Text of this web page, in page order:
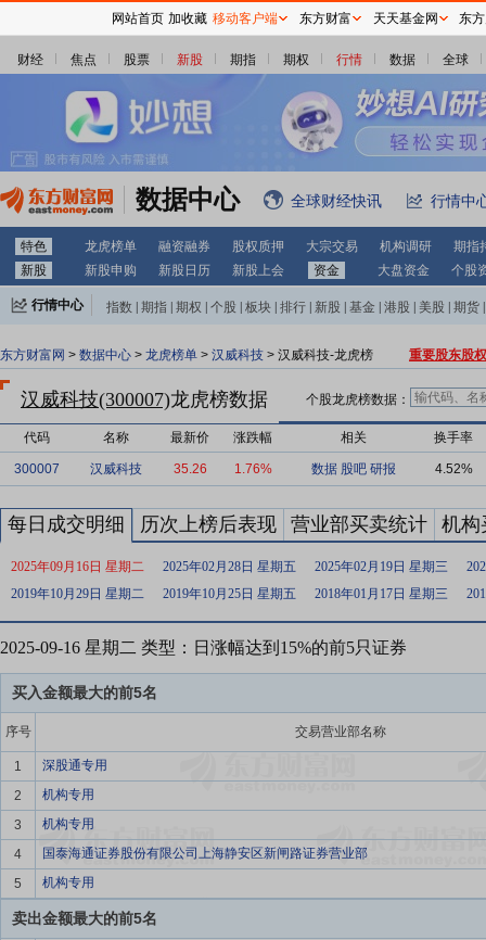
财经 焦点 股票 新股 期指 期权 行情 数据 全球
数据中心 全球财经快讯 行情中
特色 龙虎榜单 融资融券 股权质押 大宗交易 机构调研
期指
新股
新股申购 新股日历 新股上会 资金 大盘资金 个股
行情中心 指数 期指 期权 个股 板块 排行 新股 基金 港股 美股 期货
东方财富网 > 数据中心 > 龙虎榜单 > 汉威科技 > 汉威科技-龙虎榜 重要股东股
汉威科技(300007)龙虎榜数据 个股龙虎榜数据：
代码 名称 最新价 涨跌幅 相关 换手率
300007 汉威科技 35.26 1.76% 数据 股吧 研报 4.52%
每日成交明细 历次上榜后表现 营业部买卖统计 机构
2025年09月16日 星期二 2025年02月28日 星期五 2025年02月19日 星期三
2019年10月29日 星期二
2019年10月25日 星期五 2018年01月17日 星期三
2025-09-16 星期二 类型：日涨幅达到15%的前5只证券
买入金额最大的前5名
序号 交易营业部名称
1
深股通专用
2
机构专用
3
机构专用
4
国泰海通证券股份有限公司上海静安区新闸路证券营业部
5
机构专用
卖出金额最大的前5名
网站首页 加收藏 移动客户端 东方财富 天天基金网 东